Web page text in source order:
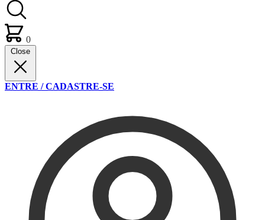
0
Close
ENTRE / CADASTRE-SE